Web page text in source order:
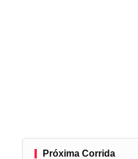
Próxima Corrida